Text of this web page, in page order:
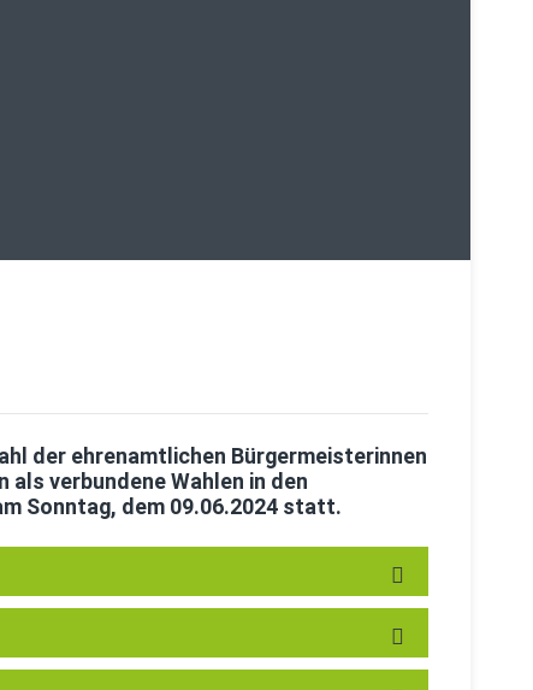
der ehrenamtlichen Bürgermeisterinnen
verbundene Wahlen in den
Sonntag, dem 09.06.2024 statt.